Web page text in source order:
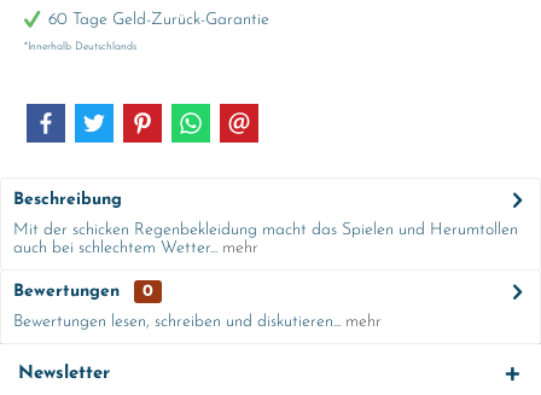
60 Tage Geld-Zurück-Garantie
*Innerhalb Deutschlands
Beschreibung
Mit der schicken Regenbekleidung macht das Spielen und Herumtollen
auch bei schlechtem Wetter... mehr
Bewertungen
0
Bewertungen lesen, schreiben und diskutieren... mehr
Newsletter